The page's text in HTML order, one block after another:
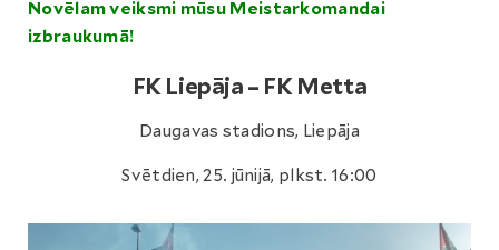
Novēlam veiksmi mūsu Meistarkomandai
izbraukumā!
FK Liepāja – FK Metta
Daugavas stadions, Liepāja
Svētdien, 25. jūnijā, plkst. 16:00